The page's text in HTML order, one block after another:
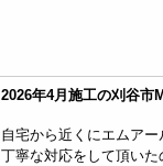
2026年4月施工の刈谷市
自宅から近くにエムア
丁寧な対応をして頂い